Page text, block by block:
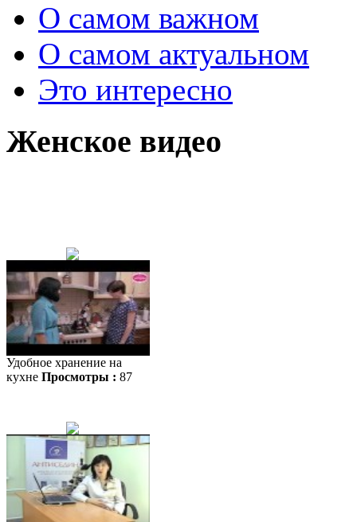
О самом важном
О самом актуальном
Это интересно
Женское видео
Удобное хранение на
кухне Просмотры : 87